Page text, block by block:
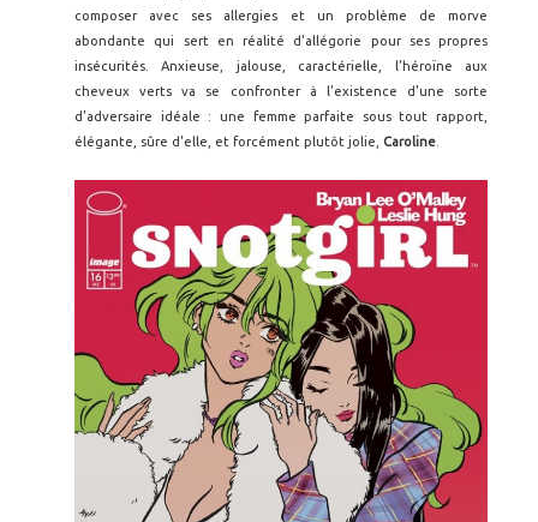
composer avec ses allergies et un problème de morve
abondante qui sert en réalité d'allégorie pour ses propres
insécurités. Anxieuse, jalouse, caractérielle, l'héroïne aux
cheveux verts va se confronter à l'existence d'une sorte
d'adversaire idéale : une femme parfaite sous tout rapport,
élégante, sûre d'elle, et forcément plutôt jolie, Caroline